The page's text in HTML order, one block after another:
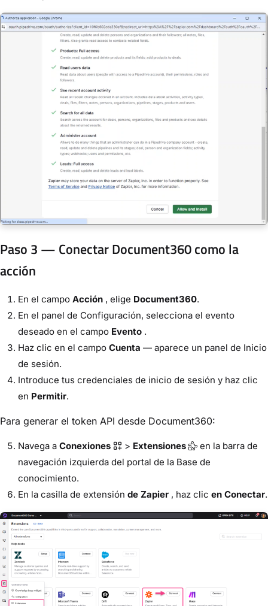
Paso 3 — Conectar Document360 como la
acción
En el campo Acción , elige Document360.
En el panel de Configuración, selecciona el evento
deseado en el campo Evento .
Haz clic en el campo Cuenta — aparece un panel de Inicio
de sesión.
Introduce tus credenciales de inicio de sesión y haz clic
en Permitir.
Para generar el token API desde Document360:
Navega a Conexiones > Extensiones
en la barra de
navegación izquierda del portal de la Base de
conocimiento.
En la casilla de extensión de Zapier , haz clic en Conectar.